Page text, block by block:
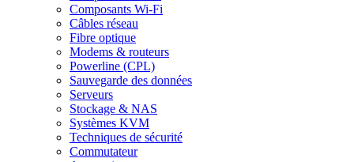
Composants Wi-Fi
Câbles réseau
Fibre optique
Modems & routeurs
Powerline (CPL)
Sauvegarde des données
Serveurs
Stockage & NAS
Systèmes KVM
Techniques de sécurité
Commutateur